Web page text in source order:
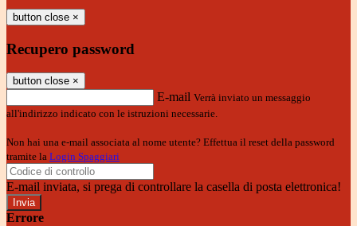
button close ×
Recupero password
button close ×
E-mail Verrà inviato un messaggio
all'indirizzo indicato con le istruzioni necessarie.
Non hai una e-mail associata al nome utente? Effettua il reset della password
tramite la Login Spaggiari
E-mail inviata, si prega di controllare la casella di posta elettronica!
Errore